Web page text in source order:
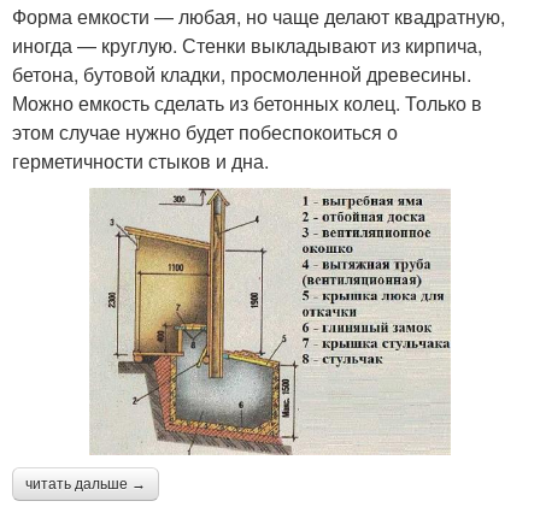
Форма емкости — любая, но чаще делают квадратную,
иногда — круглую. Стенки выкладывают из кирпича,
бетона, бутовой кладки, просмоленной древесины.
Можно емкость сделать из бетонных колец. Только в
этом случае нужно будет побеспокоиться о
герметичности стыков и дна.
читать дальше →